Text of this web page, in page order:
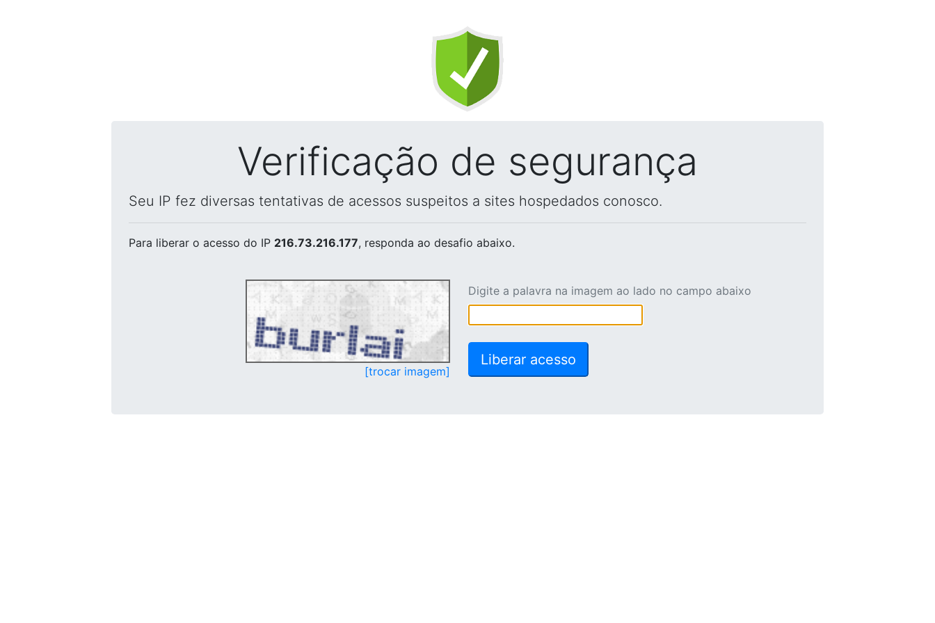
Verificação de segurança
Seu IP fez diversas tentativas de acessos suspeitos a sites hospedados conosco.
Para liberar o acesso do IP 216.73.216.177, responda ao desafio abaixo.
[trocar imagem]
Digite a palavra na imagem ao lado no campo abaixo